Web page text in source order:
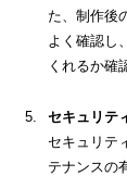
た、 制作後
よく確認し
くれるか確
セキュリテ
セキュリテ
テナンスの